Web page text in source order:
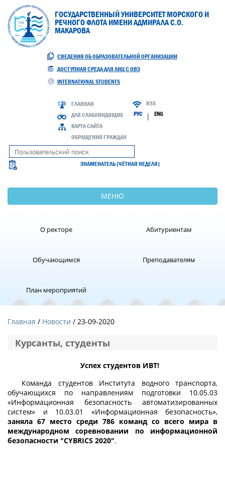
ГОСУДАРСТВЕННЫЙ УНИВЕРСИТЕТ МОРСКОГО И
РЕЧНОГО ФЛОТА ИМЕНИ АДМИРАЛА С.О.
МАКАРОВА
СВЕДЕНИЯ ОБ ОБРАЗОВАТЕЛЬНОЙ ОРГАНИЗАЦИИ
ДОСТУПНАЯ СРЕДА ДЛЯ ЛИЦ С ОВЗ
INTERNATIONAL STUDENTS
ГЛАВНАЯ
ДЛЯ СЛАБОВИДЯЩИХ
КАРТА САЙТА
ОБРАЩЕНИЯ ГРАЖДАН
RSS
РУС | ENG
ЗНАМЕНАТЕЛЬ (ЧЁТНАЯ НЕДЕЛЯ)
МЕНЮ
О ректоре Абитуриентам
Обучающимся Преподавателям
План мероприятий
Главная Новости / 23-09-2020
Курсанты, студенты
Успех студентов ИВТ!
Команда студентов Института водного транспорта,
обучающихся по направлениям подготовки 10.05.03
«Информационная безопасность автоматизированных
систем» и 10.03.01 «Информационная безопасность»,
заняла 67 место среди 786 команд со всего мира в
международном соревновании по информационной
безопасности "CYBRICS 2020".